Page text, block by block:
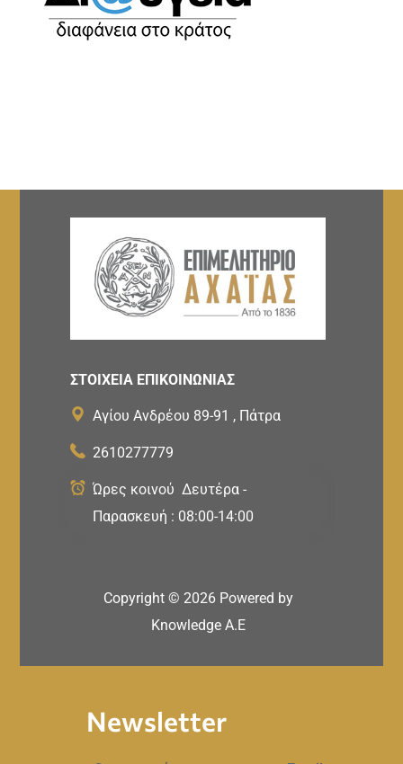
ΣΤΟΙΧΕΙΑ ΕΠΙΚΟΙΝΩΝΙΑΣ
Αγίου Ανδρέου 89-91 , Πάτρα
2610277779
Ώρες κοινού Δευτέρα -
Παρασκευή : 08:00-14:00
Copyright © 2026 Powered by
Knowledge A.E
Newsletter